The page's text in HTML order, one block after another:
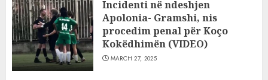
Incidenti në ndeshjen
Apolonia- Gramshi, nis
procedim penal për Koço
Kokëdhimën (VIDEO)
MARCH 27, 2025